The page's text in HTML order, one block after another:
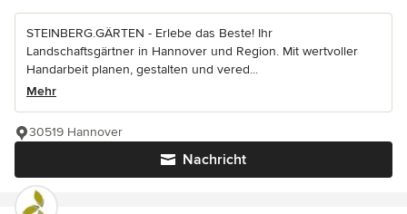
STEINBERG.GÄRTEN - Erlebe das Beste! Ihr
Landschaftsgärtner in Hannover und Region. Mit wertvoller
Handarbeit planen, gestalten und vered...
Mehr
Nachricht
30519 Hannover